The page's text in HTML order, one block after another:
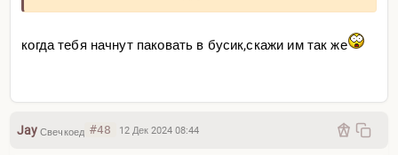
когда тебя начнут паковать в бусик,скажи им так же
Jay Свечкоед #48 12 Дек 2024 08:44